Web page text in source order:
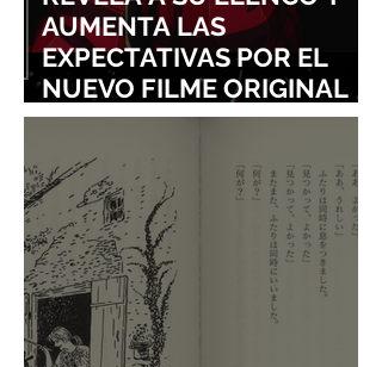
AUMENTA LAS
EXPECTATIVAS POR EL
NUEVO FILME ORIGINAL
DE SHINGO NATSUME!